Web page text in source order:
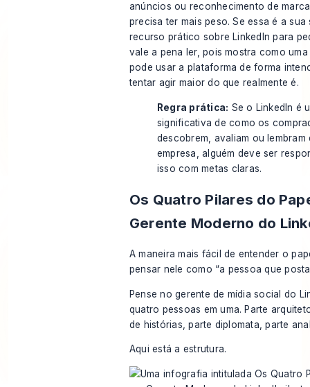
anúncios ou reconhecimento de
precisa ter mais peso. Se essa é a
recurso prático sobre LinkedIn para
vale a pena ler, pois mostra como
pode usar a plataforma de forma
tentar agir maior do que realmente é.
Regra prática: Se o LinkedIn é
significativa de como os
descobrem, avaliam ou lembram
empresa, alguém deve ser
isso com metas claras.
Os Quatro Pilares do
Gerente Moderno do
A maneira mais fácil de entender o
pensar nele como “a pessoa que
Pense no gerente de mídia social do
quatro pessoas em uma. Parte
de histórias, parte diplomata, parte
Aqui está a estrutura.